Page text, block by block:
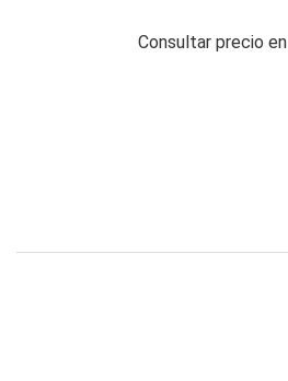
Consultar precio